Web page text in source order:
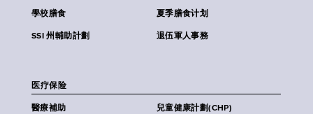
學校膳食 夏季膳食计划
SSI 州輔助計劃 退伍軍人事務
医疗保险
醫療補助 兒童健康計劃(CHP)